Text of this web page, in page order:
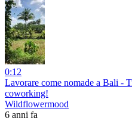
0:12
Lavorare come nomade a Bali -
coworking!
Wildflowermood
6 anni fa